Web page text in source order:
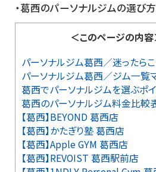
・葛西のパーソナルジムの選び方
＜このページの内容
パーソナルジム葛西／迷ったらこ
パーソナルジム葛西／ジム一覧
葛西でパーソナルジムを選ぶポ
葛西のパーソナルジム料金比較
【葛西】BEYOND 葛西店
【葛西】かたぎり塾 葛西店
【葛西】Apple GYM 葛西店
【葛西】REVOIST 葛西駅前店